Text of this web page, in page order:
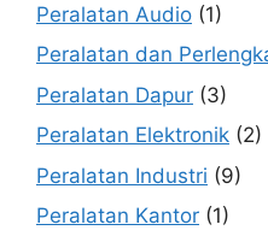
Peralatan Audio (1)
Peralatan dan
Peralatan Dapur (3)
Peralatan Elektronik (2)
Peralatan Industri (9)
Peralatan Kantor (1)